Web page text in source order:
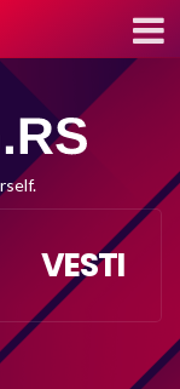
VESTI